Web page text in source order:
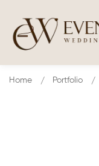
Home Portfolio